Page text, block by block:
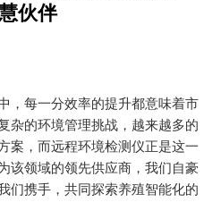
伙伴
，每一分效率的提升都意味着市
杂的环境管理挑战，越来越多的
案，而远程环境检测仪正是这一
该领域的领先供应商，我们自豪
们携手，共同探索养殖智能化的